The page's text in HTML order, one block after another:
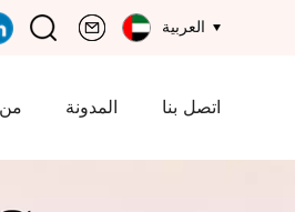
العربية
المدونة اتصل بنا